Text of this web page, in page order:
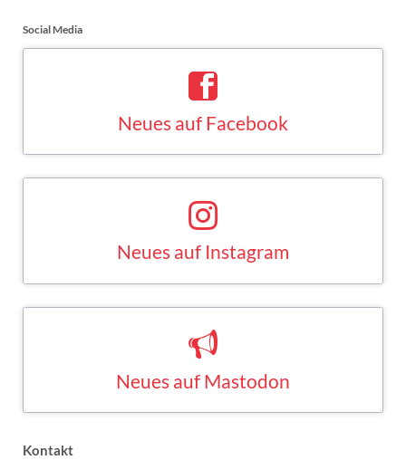
Social Media
Kontakt